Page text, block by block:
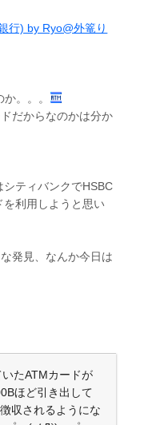
行) by Ryo@外篭り
。。。
だからなのかは分か
ティバンクでHSBC
を利用しようと思い
発見、なんか今日は
たATMカードが
ほど引き出して
収されるようにな